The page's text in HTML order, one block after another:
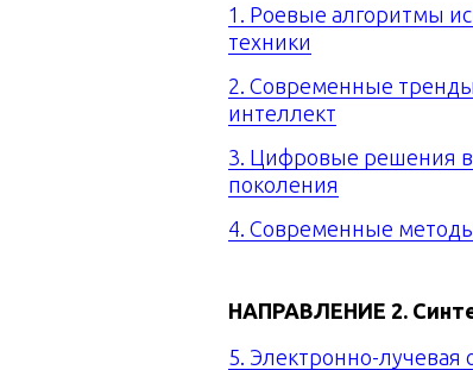
1. Роевые алгоритмы
техники
2. Современные тренды
интеллект
3. Цифровые решения в
поколения
4. Современные методы
НАПРАВЛЕНИЕ 2.
5. Электронно-лучевая